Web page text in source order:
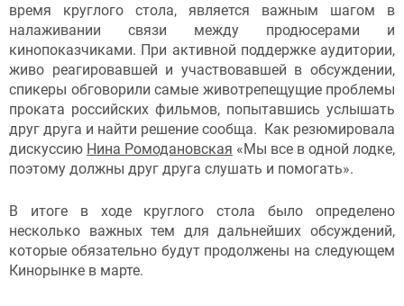
время круглого стола, является важным шагом в
налаживании связи между продюсерами и
кинопоказчиками. При активной поддержке аудитории,
живо реагировавшей и участвовавшей в обсуждении,
спикеры обговорили самые животрепещущие проблемы
проката российских фильмов, попытавшись услышать
друг друга и найти решение сообща. Как резюмировала
дискуссию Нина Ромодановская «Мы все в одной лодке,
поэтому должны друг друга слушать и помогать».
В итоге в ходе круглого стола было определено
несколько важных тем для дальнейших обсуждений,
которые обязательно будут продолжены на следующем
Кинорынке в марте.